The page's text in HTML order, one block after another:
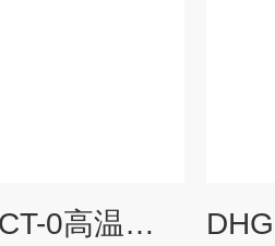
XCT-0400度XCT-0高温鼓风干燥箱/高温老化箱/高温烘箱